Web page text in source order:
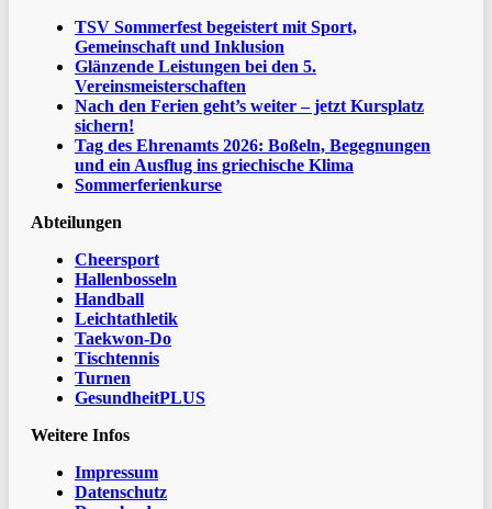
TSV Sommerfest begeistert mit Sport,
Gemeinschaft und Inklusion
Glänzende Leistungen bei den 5.
Vereinsmeisterschaften
Nach den Ferien geht’s weiter – jetzt Kursplatz
sichern!
Tag des Ehrenamts 2026: Boßeln, Begegnungen
und ein Ausflug ins griechische Klima
Sommerferienkurse
Abteilungen
Cheersport
Hallenbosseln
Handball
Leichtathletik
Taekwon-Do
Tischtennis
Turnen
GesundheitPLUS
Weitere Infos
Impressum
Datenschutz